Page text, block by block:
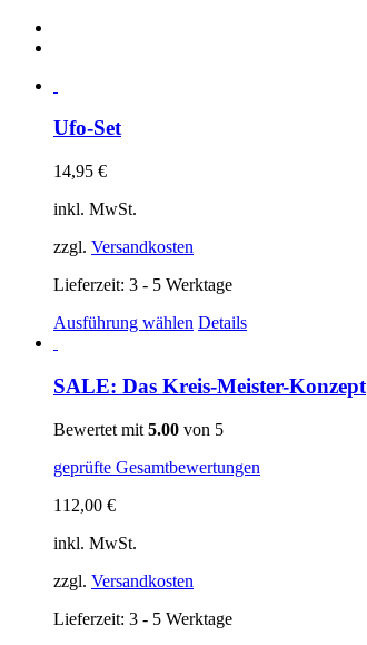
Ufo-Set
14,95 €
inkl. MwSt.
zzgl. Versandkosten
Lieferzeit: 3 - 5 Werktage
Ausführung wählen Details
SALE: Das Kreis-Meister-Konzept
Bewertet mit 5.00 von 5
geprüfte Gesamtbewertungen
112,00 €
inkl. MwSt.
zzgl. Versandkosten
Lieferzeit: 3 - 5 Werktage